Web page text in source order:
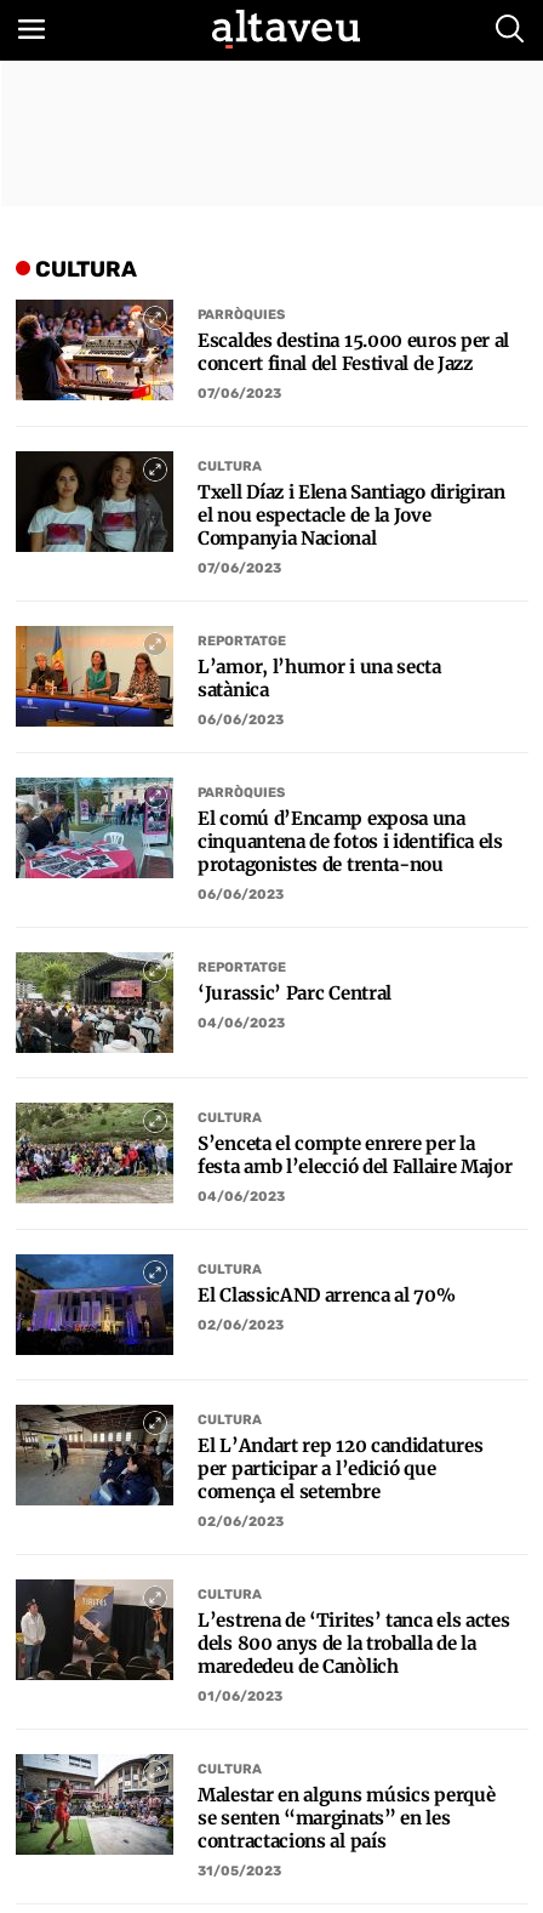
CULTURA
PARRÒQUIES
Escaldes destina 15.000 euros per al
concert final del Festival de Jazz
07/06/2023
CULTURA
Txell Díaz i Elena Santiago dirigiran
el nou espectacle de la Jove
Companyia Nacional
07/06/2023
REPORTATGE
L’amor, l’humor i una secta
satànica
06/06/2023
PARRÒQUIES
El comú d’Encamp exposa una
cinquantena de fotos i identifica els
protagonistes de trenta-nou
06/06/2023
REPORTATGE
‘Jurassic’ Parc Central
04/06/2023
CULTURA
S’enceta el compte enrere per la
festa amb l’elecció del Fallaire Major
04/06/2023
CULTURA
El ClassicAND arrenca al 70%
02/06/2023
CULTURA
El L’Andart rep 120 candidatures
per participar a l’edició que
comença el setembre
02/06/2023
CULTURA
L’estrena de ‘Tirites’ tanca els actes
dels 800 anys de la troballa de la
marededeu de Canòlich
01/06/2023
CULTURA
Malestar en alguns músics perquè
se senten “marginats” en les
contractacions al país
31/05/2023